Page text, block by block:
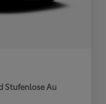
Stufenlose Au